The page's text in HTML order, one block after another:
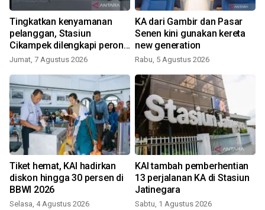
Tingkatkan kenyamanan
pelanggan, Stasiun
Cikampek dilengkapi peron
tinggi
Jumat, 7 Agustus 2026
KA dari Gambir dan Pasar
Senen kini gunakan kereta
new generation
Rabu, 5 Agustus 2026
Tiket hemat, KAI hadirkan
diskon hingga 30 persen di
BBWI 2026
Selasa, 4 Agustus 2026
KAI tambah pemberhentian
13 perjalanan KA di Stasiun
Jatinegara
Sabtu, 1 Agustus 2026